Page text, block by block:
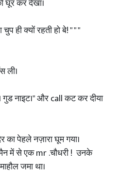
घूर कर देखा।
ही क्यों रहती हो बे! " " "
ली।
गुड नाइट।" और call कट कर दीया
पेहले नज़ारा घूम गया।
में से एक mr .चौधरी ! उनके
जमा था।